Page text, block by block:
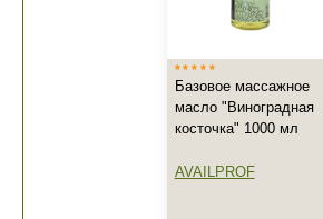
Базовое массажное
масло "Виноградная
косточка" 1000 мл
AVAILPROF